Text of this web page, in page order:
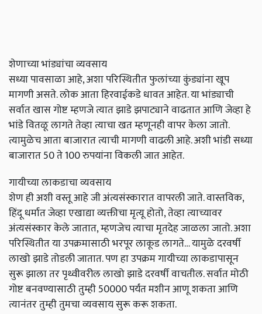
शेणाच्या भांड्यांचा व्यवसाय
सध्या पावसाळा आहे, अशा परिस्थितीत फुलांच्या कुंड्यांना खूप
मागणी असते. लोक आता हिरवाईकडे धावत आहेत. या भांड्याची
सर्वात खास गोष्ट म्हणजे त्यात झाडे झपाट्याने वाढतात आणि जेव्हा हे
भांडे वितळू लागते तेव्हा त्याचा खत म्हणूनही वापर केला जातो.
त्यामुळेच आता बाजारात त्याची मागणी वाढली आहे. अशी भांडी सध्या
बाजारात 50 ते 100 रुपयांना विकली जात आहेत.
गायीच्या लाकडाचा व्यवसाय
शेण ही अशी वस्तू आहे जी अंत्यसंस्कारात वापरली जाते. वास्तविक,
हिंदू धर्मात जेव्हा एखाद्या व्यक्तीचा मृत्यू होतो, तेव्हा त्याच्यावर
अंत्यसंस्कार केले जातात, म्हणजेच त्याचा मृतदेह जाळला जातो. अशा
परिस्थितीत या उपक्रमासाठी भरपूर लाकूड लागते… यामुळे दरवर्षी
लाखो झाडे तोडली जातात. पण हा उपक्रम गायीच्या लाकडापासून
सुरू झाला तर पृथ्वीवरील लाखो झाडे दरवर्षी वाचतील. सर्वात मोठी
गोष्ट बनवण्यासाठी तुम्ही 50000 पर्यंत मशीन आणू शकता आणि
त्यानंतर तुम्ही तुमचा व्यवसाय सुरू करू शकता.